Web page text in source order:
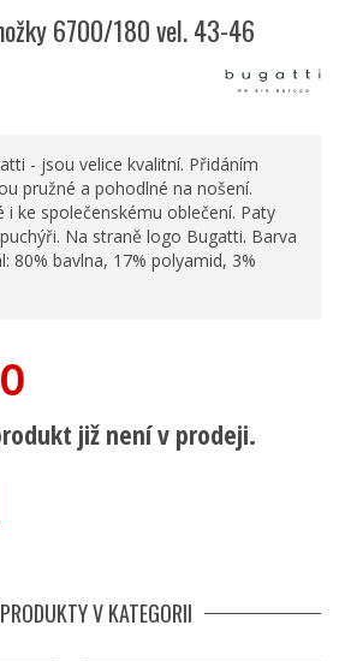
6700/180 vel. 43-46
- jsou velice kvalitní. Přidáním
pružné a pohodlné na nošení.
i ke společenskému oblečení. Paty
Na straně logo Bugatti. Barva
80% bavlna, 17% polyamid, 3%
již není v prodeji.
V KATEGORII